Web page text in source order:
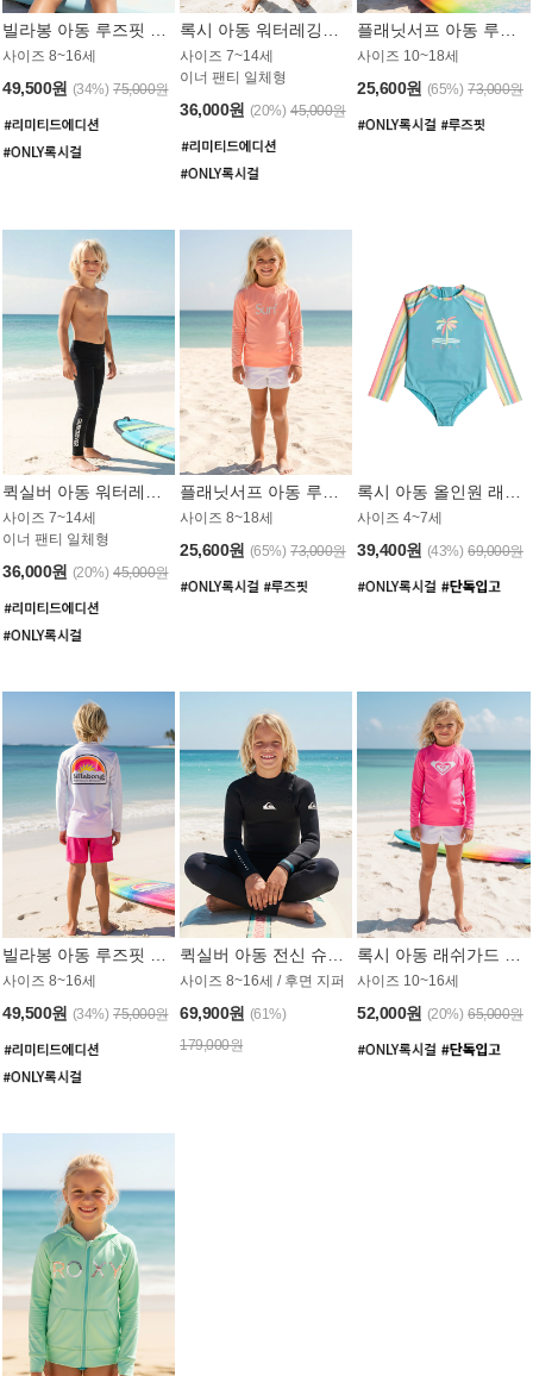
사이즈 8~16세
49,500원 (34%) 75,000원
사이즈 7~14세
이너 팬티 일체형
36,000원 (20%) 45,000원
사이즈 10~18세
25,600원 (65%) 73,000원
사이즈 7~14세
이너 팬티 일체형
36,000원 (20%) 45,000원
사이즈 8~18세
25,600원 (65%) 73,000원
사이즈 4~7세
39,400원 (43%) 69,000원
사이즈 8~16세
49,500원 (34%) 75,000원
사이즈 8~16세 / 후면 지퍼
69,900원 (61%)
179,000원
사이즈 10~16세
52,000원 (20%) 65,000원